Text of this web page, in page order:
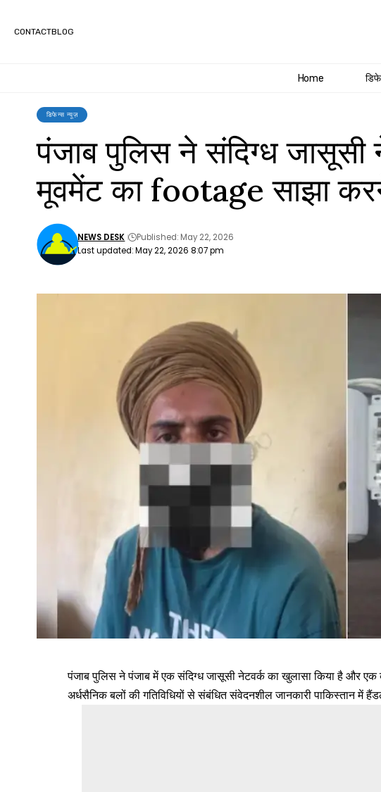
CONTACTBLOG
Home
डिफेन्स न्यूज़
पंजाब पुलिस ने संदिग्ध जासूसी
मूवमेंट का footage साझा
Last updated: May 22, 2026 8:07 pm
NEWS DESK Published: May 22, 2026
पंजाब पुलिस ने पंजाब में एक संदिग्ध जासूसी नेटवर्क का खुलासा किया है और एक
अर्धसैनिक बलों की गतिविधियों से संबंधित संवेदनशील जानकारी पाकिस्तान में